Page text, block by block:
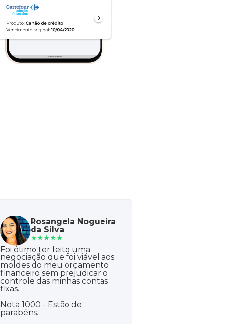
Rosangela Nogueira
da Silva
★★★★★
Foi ótimo ter feito uma
negociação que foi viável aos
moldes do meu orçamento
financeiro sem prejudicar o
controle das minhas contas
fixas.
Nota 1000 - Estão de
parabéns.